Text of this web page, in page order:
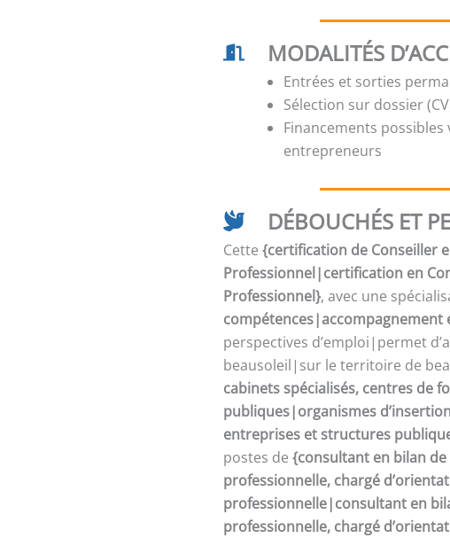
MODALITÉS
Entrées et sorties
Sélection sur dossier
Financements possibles
entrepreneurs
DÉBOUCHÉS ET
Cette{certification de Conseiller
Professionnel|certification en
Professionnel}, avec une
compétences|accompagnement
perspectives d’emploi|permet
beausoleil|sur le territoire de
cabinets spécialisés, centres de
publiques|organismes
entreprises et structures
postes de{consultant en bilan
professionnelle, chargé
professionnelle|consultant en
professionnelle, chargé